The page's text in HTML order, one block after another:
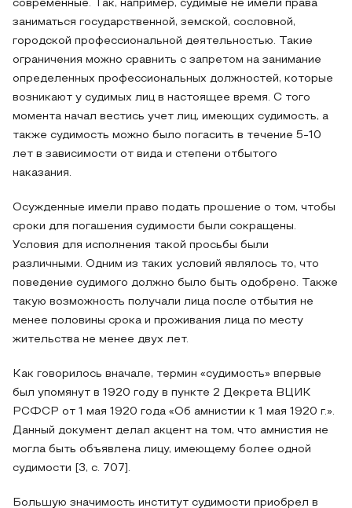
современные. Так, например, судимые не имели права
заниматься государственной, земской, сословной,
городской профессиональной деятельностью. Такие
ограничения можно сравнить с запретом на занимание
определенных профессиональных должностей, которые
возникают у судимых лиц в настоящее время. С того
момента начал вестись учет лиц, имеющих судимость, а
также судимость можно было погасить в течение 5-10
лет в зависимости от вида и степени отбытого
наказания.
Осужденные имели право подать прошение о том, чтобы
сроки для погашения судимости были сокращены.
Условия для исполнения такой просьбы были
различными. Одним из таких условий являлось то, что
поведение судимого должно было быть одобрено. Также
такую возможность получали лица после отбытия не
менее половины срока и проживания лица по месту
жительства не менее двух лет.
Как говорилось вначале, термин «судимость» впервые
был упомянут в 1920 году в пункте 2 Декрета ВЦИК
РСФСР от 1 мая 1920 года «Об амнистии к 1 мая 1920 г.».
Данный документ делал акцент на том, что амнистия не
могла быть объявлена лицу, имеющему более одной
судимости [3, с. 707].
Большую значимость институт судимости приобрел в